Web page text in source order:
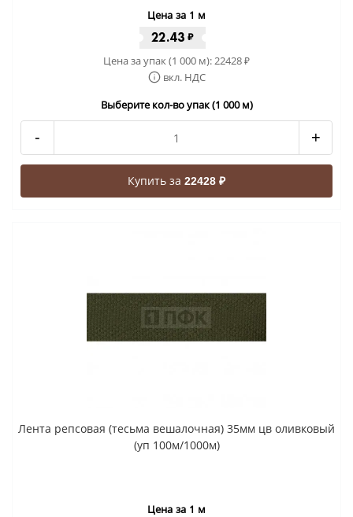
Цена за 1 м
22.43 ₽
Цена за упак (1 000 м):22428₽
вкл. НДС
Выберите кол-во упак (1 000 м)
- +
Купить за 22428 ₽
Лента репсовая (тесьма вешалочная) 35мм цв оливковый
(уп 100м/1000м)
Цена за 1 м